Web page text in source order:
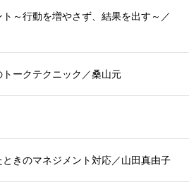
～行動を増やさず、結果を出す～／
ークテクニック／桑山元
きのマネジメント対応／山田真由子